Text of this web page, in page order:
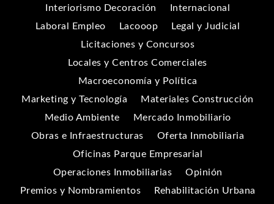
Interiorismo Decoración
Internacional
Laboral Empleo
Lacooop
Legal y Judicial
Licitaciones y Concursos
Locales y Centros Comerciales
Macroeconomía y Política
Marketing y Tecnología
Materiales Construcción
Medio Ambiente
Mercado Inmobiliario
Obras e Infraestructuras
Oferta Inmobiliaria
Oficinas Parque Empresarial
Operaciones Inmobiliarias
Opinión
Premios y Nombramientos
Rehabilitación Urbana